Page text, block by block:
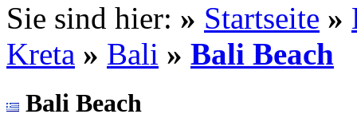
Sie sind hier: » Startseite »
Kreta » Bali » Bali Beach
Bali Beach